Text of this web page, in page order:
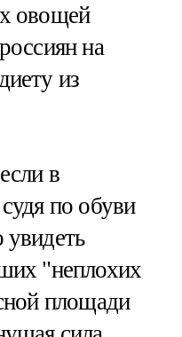
овощей
на
из
в
по обуви
"неплохих
площади